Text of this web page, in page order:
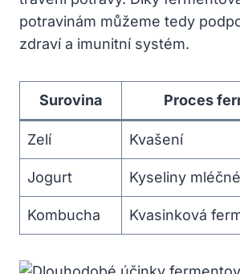
potravinám můžeme tedy
zdraví a imunitní systém.
Surovina Proces
Zelí Kvašení
Jogurt Kyseliny
Kombucha Kvasinková